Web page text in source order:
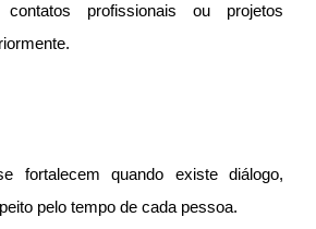
contatos profissionais ou projetos
fortalecem quando existe diálogo,
pelo tempo de cada pessoa.